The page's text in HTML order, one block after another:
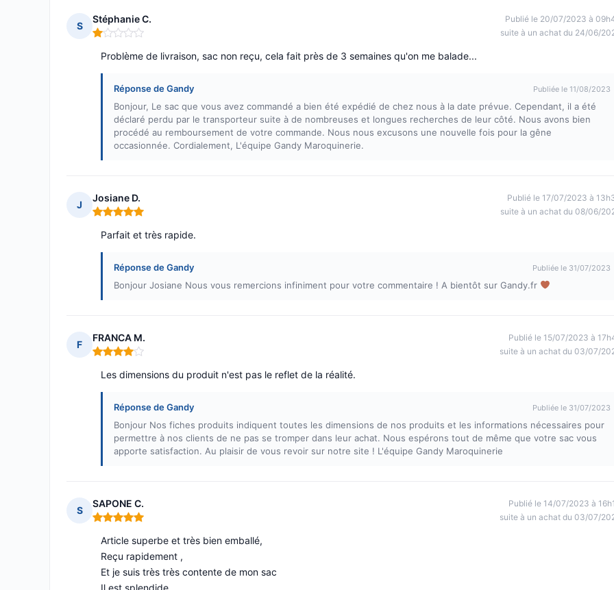
S
Stéphanie C.
Note : 1 sur 5
Publié le 20/07/2023 à
suite à un achat du 24/06/
Problème de livraison, sac non reçu, cela fait près de 3 semaines qu'on me balade...
Réponse de Gandy Publiée le 11/08/2023
Bonjour, Le sac que vous avez commandé a bien été expédié de chez nous à la date prévue. Cependant, il a été
déclaré perdu par le transporteur suite à de nombreuses et longues recherches de leur côté. Nous avons bien
procédé au remboursement de votre commande. Nous nous excusons une nouvelle fois pour la gêne
occasionnée. Cordialement, L'équipe Gandy Maroquinerie.
J
Josiane D.
Note : 5 sur 5
Publié le 17/07/2023 à
suite à un achat du 08/06/
Parfait et très rapide.
Réponse de Gandy Publiée le 31/07/2023
Bonjour Josiane Nous vous remercions infiniment pour votre commentaire ! A bientôt sur Gandy.fr
F
FRANCA M.
Note : 4 sur 5
Publié le 15/07/2023 à
suite à un achat du 03/07/
Les dimensions du produit n'est pas le reflet de la réalité.
Réponse de Gandy Publiée le 31/07/2023
Bonjour Nos fiches produits indiquent toutes les dimensions de nos produits et les informations nécessaires pour
permettre à nos clients de ne pas se tromper dans leur achat. Nous espérons tout de même que votre sac vous
apporte satisfaction. Au plaisir de vous revoir sur notre site ! L'équipe Gandy Maroquinerie
S
SAPONE C.
Note : 5 sur 5
Publié le 14/07/2023 à
suite à un achat du 03/07/
Article superbe et très bien emballé,
Reçu rapidement ,
Et je suis très très contente de mon sac